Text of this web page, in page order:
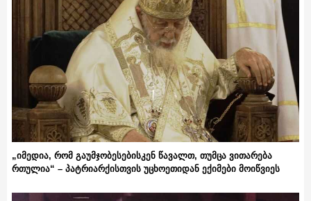
„იმედია, რომ გაუმჯობესებისკენ წავალთ, თუმცა ვითარება
რთულია“ – პატრიარქისთვის უცხოეთიდან ექიმები მოიწვიეს